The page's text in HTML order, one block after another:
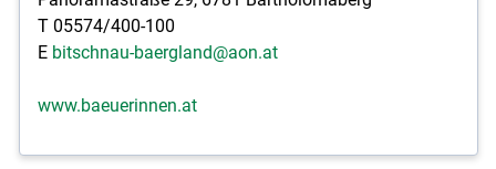
T 05574/400-100
E bitschnau-baergland@aon.at
www.baeuerinnen.at